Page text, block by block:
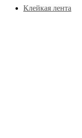
Клейкая лента